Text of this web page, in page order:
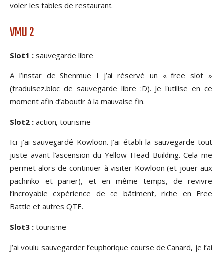
voler les tables de restaurant.
VMU 2
Slot1 : sauvegarde libre
A l’instar de Shenmue I j’ai réservé un « free slot »
(traduisez.bloc de sauvegarde libre :D). Je l’utilise en ce
moment afin d’aboutir à la mauvaise fin.
Slot2 : action, tourisme
Ici j’ai sauvegardé Kowloon. J’ai établi la sauvegarde tout
juste avant l’ascension du Yellow Head Building. Cela me
permet alors de continuer à visiter Kowloon (et jouer aux
pachinko et parier), et en même temps, de revivre
l’incroyable expérience de ce bâtiment, riche en Free
Battle et autres QTE.
Slot3 : tourisme
J’ai voulu sauvegarder l’euphorique course de Canard, je l’ai